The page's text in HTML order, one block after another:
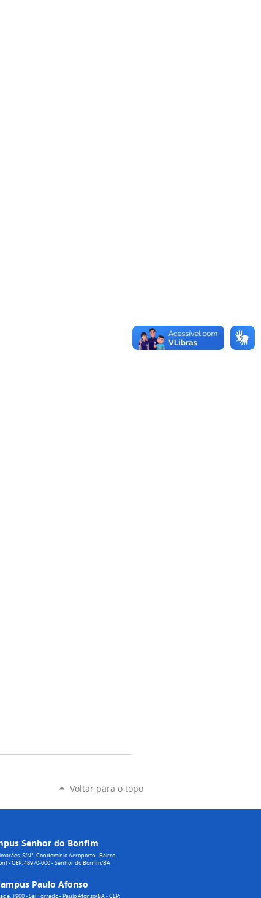
Voltar para o topo
Senhor do Bonfim
S/N°, Condomínio Aeroporto - Bairro
- CEP: 48970-000 - Senhor do Bonfim/BA
Paulo Afonso
1900 - Sal Torrado - Paulo Afonso/BA - CEP: